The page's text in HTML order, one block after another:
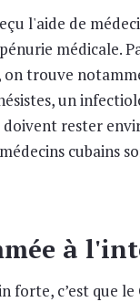
l'aide de
médicale.
trouve
un
rester
cubains
à
forte, c’est que